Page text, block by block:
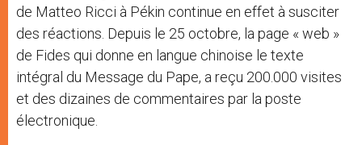
de Matteo Ricci à Pékin continue en effet à susciter
des réactions. Depuis le 25 octobre, la page « web »
de Fides qui donne en langue chinoise le texte
intégral du Message du Pape, a reçu 200.000 visites
et des dizaines de commentaires par la poste
électronique.